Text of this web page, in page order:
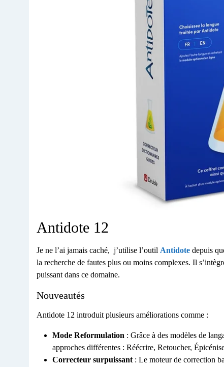
Antidote 12
Je ne l’ai jamais caché, j’utilise l’outil Antidote depuis
la recherche de fautes plus ou moins complexes. Il
puissant dans ce domaine.
Nouveautés
Antidote 12 introduit plusieurs améliorations comme :
Mode Reformulation : Grâce à des modèles de
approches différentes : Réécrire, Retoucher,
Correcteur surpuissant : Le moteur de correction